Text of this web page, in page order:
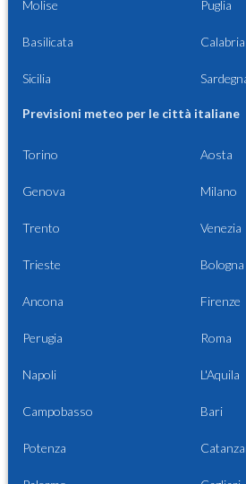
Molise Puglia
Basilicata Calabria
Sicilia
Previsioni meteo per le città italiane
Torino Aosta
Genova Milano
Trento Venezia
Trieste Bologna
Ancona Firenze
Perugia Roma
Napoli L'Aquila
Campobasso Bari
Potenza